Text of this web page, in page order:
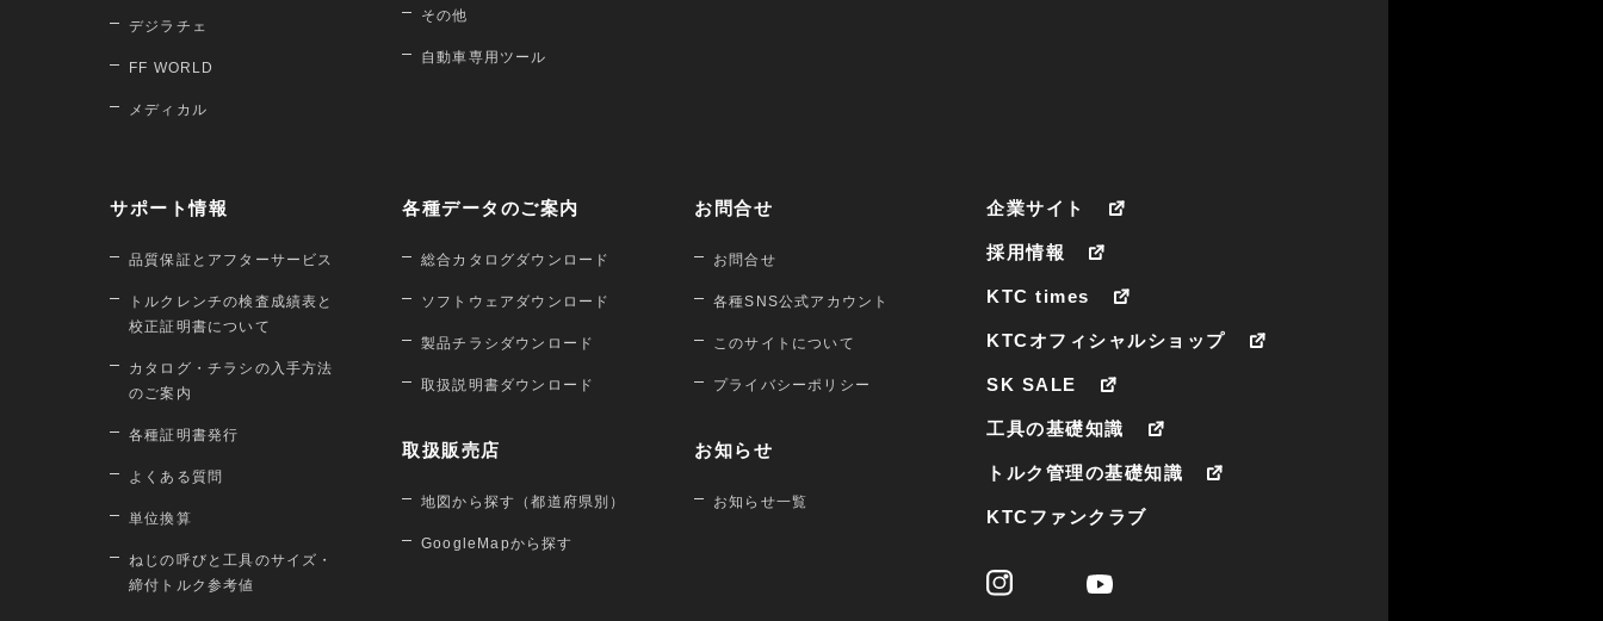
デジラチェ
FF WORLD
メディカル
その他
自動車専用ツール
サポート情報
品質保証とアフターサービス
トルクレンチの検査成績表と
校正証明書について
カタログ・チラシの入手方法
のご案内
各種証明書発行
よくある質問
単位換算
ねじの呼びと工具のサイズ・
締付トルク参考値
各種データのご案内
総合カタログダウンロード
ソフトウェアダウンロード
製品チラシダウンロード
取扱説明書ダウンロード
取扱販売店
地図から探す（都道府県別）
GoogleMapから探す
お問合せ
お問合せ
各種SNS公式アカウント
このサイトについて
プライバシーポリシー
お知らせ
お知らせ一覧
企業サイト
採用情報
KTC times
KTCオフィシャルショップ
SK SALE
工具の基礎知識
トルク管理の基礎知識
KTCファンクラブ